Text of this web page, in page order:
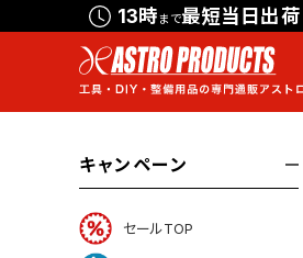
13時まで最短当日出荷
キャンペーン
セールTOP